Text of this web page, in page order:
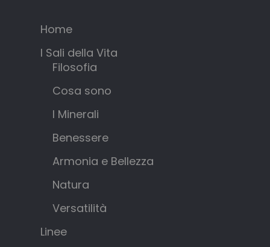
Home
I Sali della Vita
Filosofia
Cosa sono
I Minerali
Benessere
Armonia e Bellezza
Natura
Versatilità
Linee